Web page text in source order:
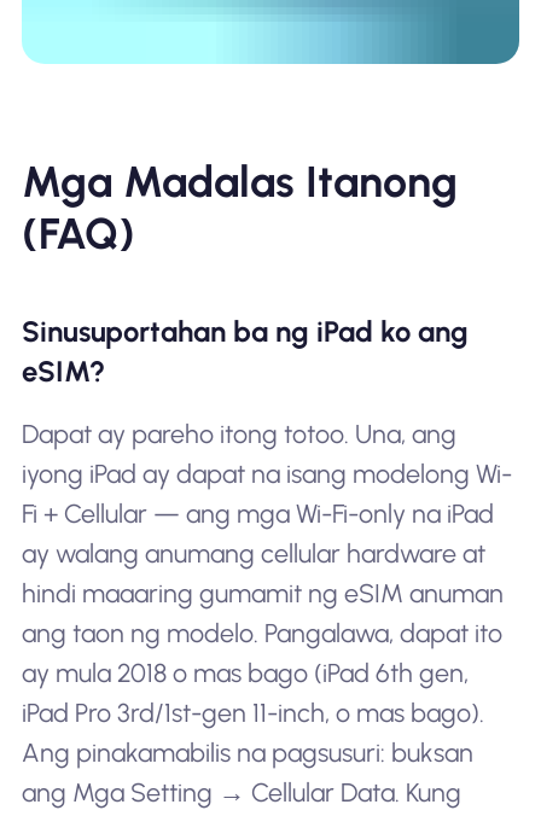
Mga Madalas Itanong
(FAQ)
Sinusuportahan ba ng iPad ko ang
eSIM?
Dapat ay pareho itong totoo. Una, ang
iyong iPad ay dapat na isang modelong Wi-
Fi + Cellular — ang mga Wi-Fi-only na iPad
ay walang anumang cellular hardware at
hindi maaaring gumamit ng eSIM anuman
ang taon ng modelo. Pangalawa, dapat ito
ay mula 2018 o mas bago (iPad 6th gen,
iPad Pro 3rd/1st-gen 11-inch, o mas bago).
Ang pinakamabilis na pagsusuri: buksan
ang Mga Setting → Cellular Data. Kung